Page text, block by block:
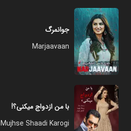
جوانمرگ
Marjaavaan
با من ازدواج میکنی؟!
Mujhse Shaadi Karogi